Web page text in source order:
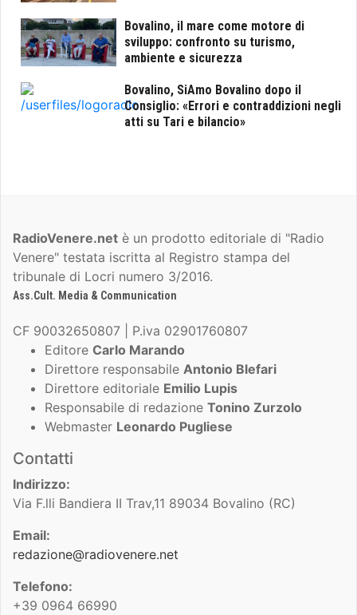
Bovalino, il mare come motore di
sviluppo: confronto su turismo,
ambiente e sicurezza
Bovalino, SiAmo Bovalino dopo il
Consiglio: «Errori e contraddizioni negli
atti su Tari e bilancio»
RadioVenere.net è un prodotto editoriale di "Radio
Venere" testata iscritta al Registro stampa del
tribunale di Locri numero 3/2016.
Ass.Cult. Media & Communication
CF 90032650807 | P.iva 02901760807
Editore Carlo Marando
Direttore responsabile Antonio Blefari
Direttore editoriale Emilio Lupis
Responsabile di redazione Tonino Zurzolo
Webmaster Leonardo Pugliese
Contatti
Indirizzo:
Via F.lli Bandiera II Trav,11 89034 Bovalino (RC)
Email:
redazione@radiovenere.net
Telefono:
+39 0964 66990